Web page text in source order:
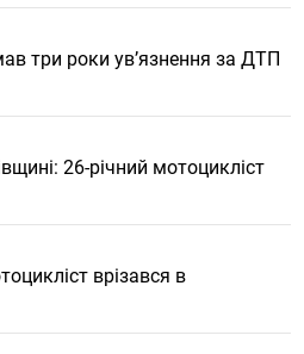
три роки увʼязнення за ДТП
26-річний мотоцикліст
врізався в